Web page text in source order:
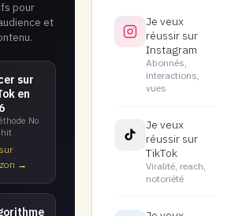
pour
et
sur
en
No
→
Je veux
réussir sur
Instagram
Abonnés,
interactions,
vues
Je veux
réussir sur
TikTok
Viralité, reach,
notoriété